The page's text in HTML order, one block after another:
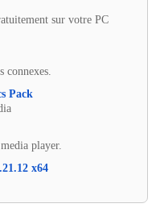
sur votre PC
connexes.
Pack
player.
x64